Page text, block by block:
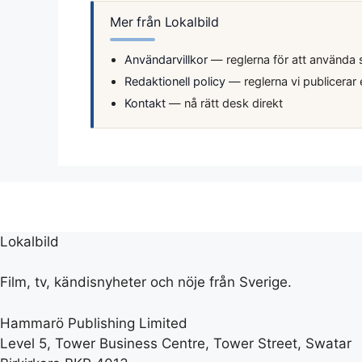
Mer från Lokalbild
Användarvillkor — reglerna för att använda
Redaktionell policy — reglerna vi publicerar
Kontakt — nå rätt desk direkt
Lokalbild
Film, tv, kändisnyheter och nöje från Sverige.
Hammarö Publishing Limited
Level 5, Tower Business Centre, Tower Street, Swatar